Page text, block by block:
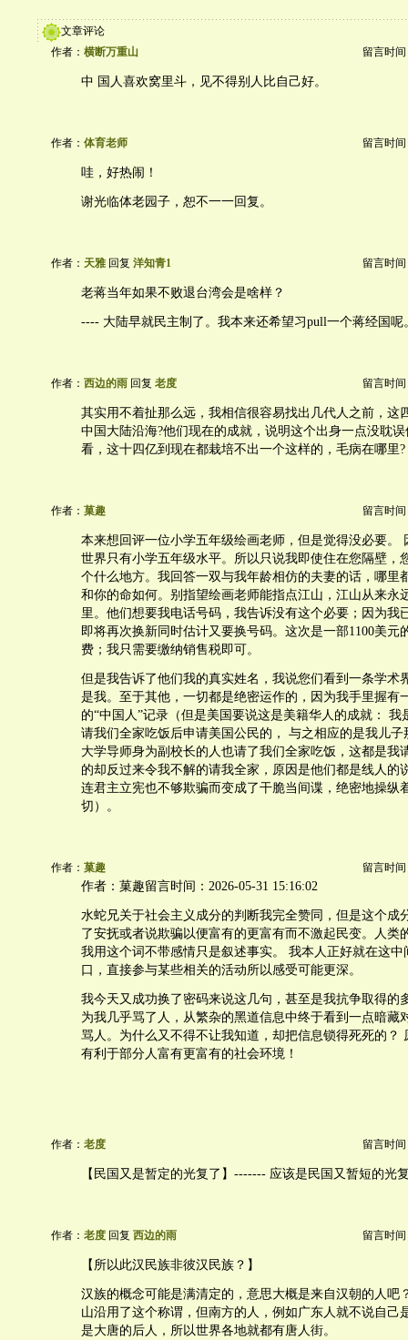
文章评论
作者： 横断万重山 留言时间
中 国人喜欢窝里斗，见不得别人比自己好。
作者： 体育老师 留言时间
哇，好热闹！
谢光临体老园子，恕不一一回复。
作者： 天雅 回复 洋知青1 留言时间
老蒋当年如果不败退台湾会是啥样？
---- 大陆早就民主制了。我本来还希望习pull一个蒋经国呢
作者： 西边的雨 回复 老度 留言时间
其实用不着扯那么远，我相信很容易找出几代人之前，这
中国大陆沿海?他们现在的成就，说明这个出身一点没耽
看，这十四亿到现在都栽培不出一个这样的，毛病在哪里?
作者： 菓趣 留言时间
本来想回评一位小学五年级绘画老师，但是觉得没必要。
世界只有小学五年级水平。所以只说我即使住在您隔壁，
个什么地方。我回答一双与我年龄相仿的夫妻的话，哪里
和你的命如何。别指望绘画老师能指点江山，江山从来永
里。他们想要我电话号码，我告诉没有这个必要；因为我
即将再次换新同时估计又要换号码。这次是一部1100美元
费；我只需要缴纳销售税即可。
但是我告诉了他们我的真实姓名，我说您们看到一条学术
是我。至于其他，一切都是绝密运作的，因为我手里握有
的“中国人”记录（但是美国要说这是美籍华人的成就： 我
请我们全家吃饭后申请美国公民的， 与之相应的是我儿子
大学导师身为副校长的人也请了我们全家吃饭，这都是我
的却反过来令我不解的请我全家，原因是他们都是线人的
连君主立宪也不够欺骗而变成了干脆当间谍，绝密地操纵
切）。
作者： 菓趣 留言时间
作者：菓趣留言时间：2026-05-31 15:16:02
水蛇兄关于社会主义成分的判断我完全赞同，但是这个成
了安抚或者说欺骗以便富有的更富有而不激起民变。人类
我用这个词不带感情只是叙述事实。 我本人正好就在这中
口，直接参与某些相关的活动所以感受可能更深。
我今天又成功换了密码来说这几句，甚至是我抗争取得的
为我几乎骂了人，从繁杂的黑道信息中终于看到一点暗藏
骂人。为什么又不得不让我知道，却把信息锁得死死的？
有利于部分人富有更富有的社会环境！
作者： 老度 留言时间
【民国又是暂定的光复了】------- 应该是民国又暂短的光
作者： 老度 回复 西边的雨 留言时间
【所以此汉民族非彼汉民族？】
汉族的概念可能是满清定的，意思大概是来自汉朝的人吧
山沿用了这个称谓，但南方的人，例如广东人就不说自己
是大唐的后人，所以世界各地就都有唐人街。